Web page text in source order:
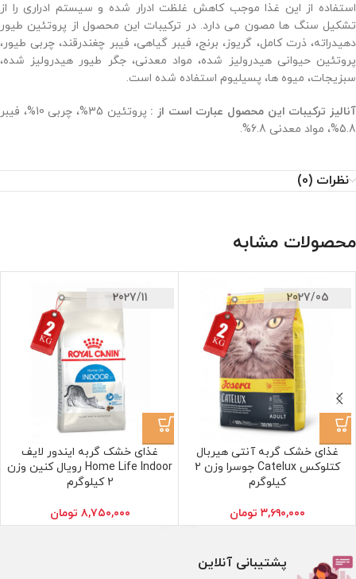
استفاده از این غذا موجب کاهش غلظت ادرار شده و سیستم ادراری را از
تشکیل سنگ ها مصون می دارد. در ترکیبات این محصول از پروتئین طیور
دهیدراته، ذرت کامل، گریوز، برنج، فیبر گیاهی، فیبر چغندرقند، چربی طیور،
پروتئین حیوانی هیدرولیز شده، مواد معدنی، جگر طیور هیدرولیز شده،
سبزیجات، میوه ها، پسیلیوم استفاده شده است.
آنالیز ترکیبات این محصول عبارت است از :
پروتئین 35%، چربی 10%، فیبر
5.8%، مواد معدنی 6.8%.
نظرات (0)
محصولات مشابه
2027/05
غذای خشک گربه آنتی هیربال
کتلوکس Catelux جوسرا وزن 2
کیلوگرم
۳,۶۹۰,۰۰۰ تومان
2027/11
غذای خشک گربه ایندور لایف
Home Life Indoor رویال کنین وزن
2 کیلوگرم
۸,۷۵۰,۰۰۰ تومان
پشتیبانی آنلاین